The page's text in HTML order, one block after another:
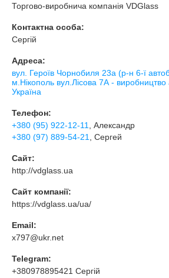
Торгово-виробнича компанія VDGlass
Контактна особа:
Сергій
Адреса:
вул. Героїв Чорнобиля 23а (р-н 6-ї
м.Нікополь вул.Лісова 7А - виробництво
Україна
Телефон:
+380 (95) 922-12-11
, Александр
+380 (97) 889-54-21
, Сергей
Сайт:
http://vdglass.ua
Сайт компанії:
https://vdglass.ua/ua/
Email:
x797@ukr.net
Telegram:
+380978895421 Сергій